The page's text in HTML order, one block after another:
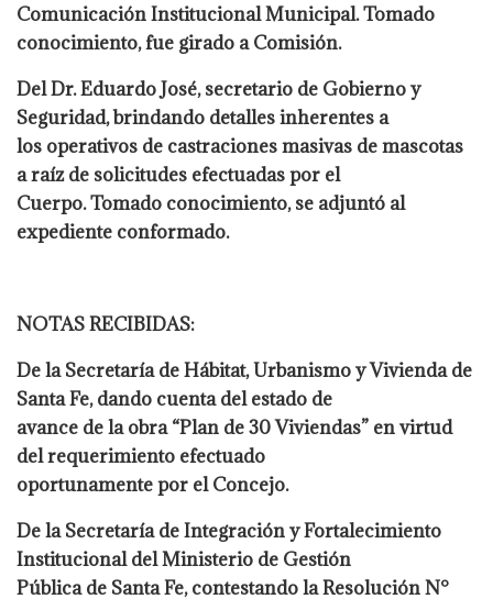
Comunicación Institucional Municipal. Tomado
conocimiento, fue girado a Comisión.
Del Dr. Eduardo José, secretario de Gobierno y
Seguridad, brindando detalles inherentes a
los operativos de castraciones masivas de mascotas
a raíz de solicitudes efectuadas por el
Cuerpo. Tomado conocimiento, se adjuntó al
expediente conformado.
NOTAS RECIBIDAS:
De la Secretaría de Hábitat, Urbanismo y Vivienda de
Santa Fe, dando cuenta del estado de
avance de la obra “Plan de 30 Viviendas” en virtud
del requerimiento efectuado
oportunamente por el Concejo.
De la Secretaría de Integración y Fortalecimiento
Institucional del Ministerio de Gestión
Pública de Santa Fe, contestando la Resolución N°